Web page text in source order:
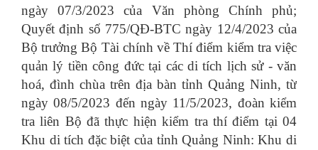
ngày 07/3/2023 của Văn phòng Chính phủ;
Quyết định số 775/QĐ-BTC ngày 12/4/2023 của
Bộ trưởng Bộ Tài chính về Thí điểm kiểm tra việc
quản lý tiền công đức tại các di tích lịch sử - văn
hoá, đình chùa trên địa bàn tỉnh Quảng Ninh, từ
ngày 08/5/2023 đến ngày 11/5/2023, đoàn kiểm
tra liên Bộ đã thực hiện kiểm tra thí điểm tại 04
Khu di tích đặc biệt của tỉnh Quảng Ninh: Khu di